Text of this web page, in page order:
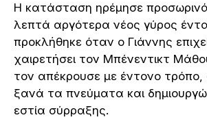
Η κατάσταση ηρέμησε
λεπτά αργότερα νέος γύρος
προκλήθηκε όταν ο Γιάννης
χαιρετήσει τον Μπένεντικτ
τον απέκρουσε με έντονο
ξανά τα πνεύματα και
εστία σύρραξης.